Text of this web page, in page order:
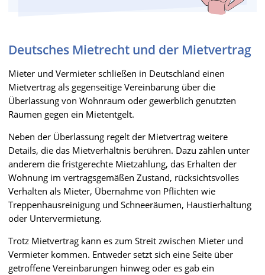
Deutsches Mietrecht und der Mietvertrag
Mieter und Vermieter schließen in Deutschland einen
Mietvertrag als gegenseitige Vereinbarung über die
Überlassung von Wohnraum oder gewerblich genutzten
Räumen gegen ein Mietentgelt.
Neben der Überlassung regelt der Mietvertrag weitere
Details, die das Mietverhältnis berühren. Dazu zählen unter
anderem die fristgerechte Mietzahlung, das Erhalten der
Wohnung im vertragsgemäßen Zustand, rücksichtsvolles
Verhalten als Mieter, Übernahme von Pflichten wie
Treppenhausreinigung und Schneeräumen, Haustierhaltung
oder Untervermietung.
Trotz Mietvertrag kann es zum Streit zwischen Mieter und
Vermieter kommen. Entweder setzt sich eine Seite über
getroffene Vereinbarungen hinweg oder es gab ein